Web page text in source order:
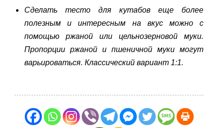
Сделать тесто для кутабов еще более
полезным и интересным на вкус можно с
помощью ржаной или цельнозерновой муки.
Пропорции ржаной и пшеничной муки могут
варьироваться. Классический вариант 1:1.